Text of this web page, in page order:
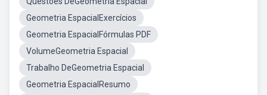
Geometria EspacialExercícios
Geometria EspacialFórmulas PDF
VolumeGeometria Espacial
Trabalho DeGeometria Espacial
Geometria EspacialResumo